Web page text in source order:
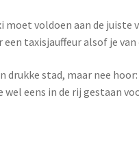
voldoen aan de
taxisjauffeur alsof je
drukke stad, maar nee
eens in de rij gestaan